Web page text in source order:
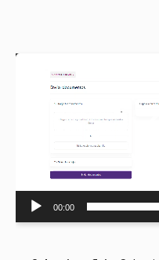
00:00